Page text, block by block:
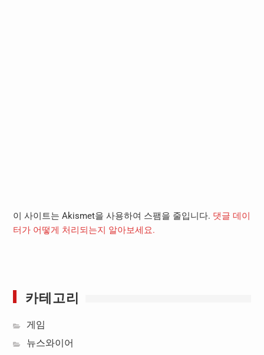
이 사이트는 Akismet을 사용하여 스팸을 줄입니다. 댓글 데이
터가 어떻게 처리되는지 알아보세요.
카테고리
게임
뉴스와이어